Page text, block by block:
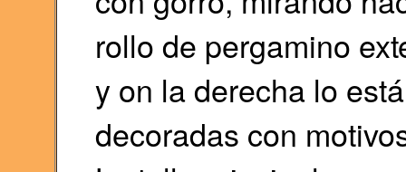
rollo de pergamino
y on la derecha lo
decoradas con